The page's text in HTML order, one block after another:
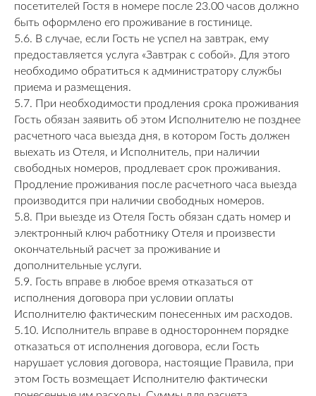
посетителей Гостя в номере после 23.00 часов должно
быть оформлено его проживание в гостинице.
5.6. В случае, если Гость не успел на завтрак, ему
предоставляется услуга «Завтрак с собой». Для этого
необходимо обратиться к администратору службы
приема и размещения.
5.7. При необходимости продления срока проживания
Гость обязан заявить об этом Исполнителю не позднее
расчетного часа выезда дня, в котором Гость должен
выехать из Отеля, и Исполнитель, при наличии
свободных номеров, продлевает срок проживания.
Продление проживания после расчетного часа выезда
производится при наличии свободных номеров.
5.8. При выезде из Отеля Гость обязан сдать номер и
электронный ключ работнику Отеля и произвести
окончательный расчет за проживание и
дополнительные услуги.
5.9. Гость вправе в любое время отказаться от
исполнения договора при условии оплаты
Исполнителю фактическим понесенных им расходов.
5.10. Исполнитель вправе в одностороннем порядке
отказаться от исполнения договора, если Гость
нарушает условия договора, настоящие Правила, при
этом Гость возмещает Исполнителю фактически